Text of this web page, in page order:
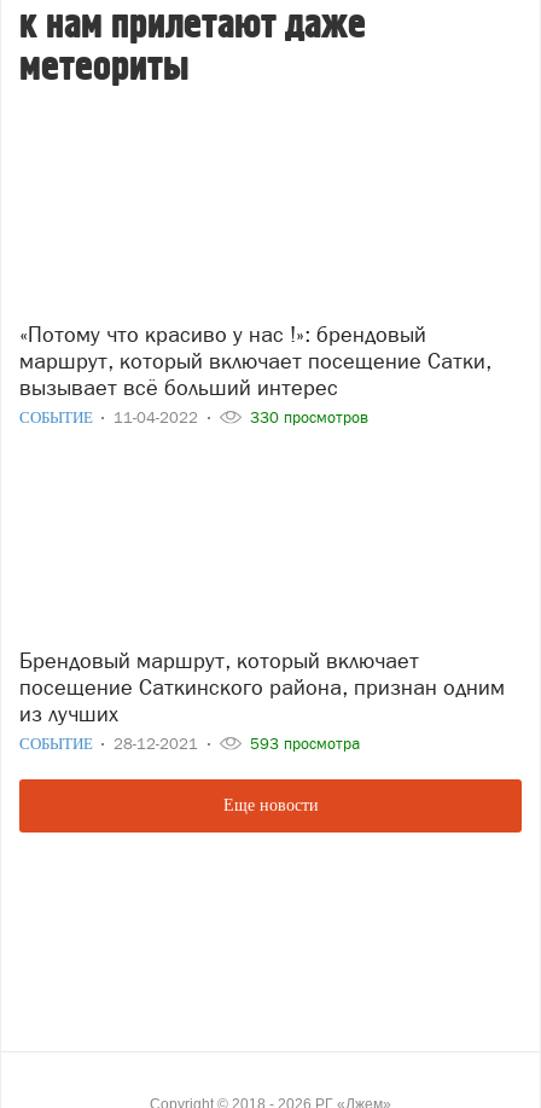
к нам прилетают даже
метеориты
«Потому что красиво у нас !»: брендовый
маршрут, который включает посещение Сатки,
вызывает всё больший интерес
СОБЫТИЕ 11-04-2022 330 просмотров
Брендовый маршрут, который включает
посещение Саткинского района, признан одним
из лучших
СОБЫТИЕ 28-12-2021 593 просмотра
Еще новости